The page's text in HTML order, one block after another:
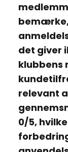
det giver
klubbens
relevant
0/5,